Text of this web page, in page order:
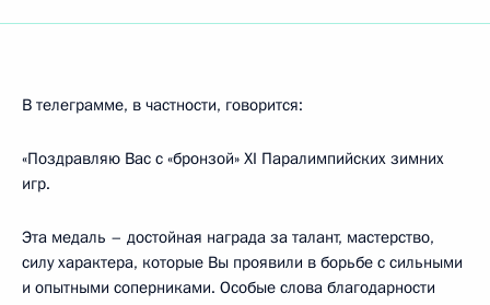
В телеграмме, в частности, говорится:
«Поздравляю Вас с «бронзой» XI Паралимпийских зимних
игр.
Эта медаль – достойная награда за талант, мастерство,
силу характера, которые Вы проявили в борьбе с сильными
и опытными соперниками. Особые слова благодарности